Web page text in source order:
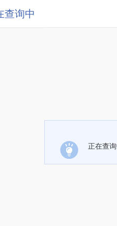
查询中
正在查